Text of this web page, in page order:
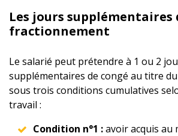
Les jours supplémentaires
fractionnement
Le salarié peut prétendre à 1 ou 2
supplémentaires de congé au titre
sous trois conditions cumulatives
travail :
Condition n°1 :avoir acquis au